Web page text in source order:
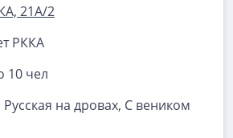
21А/2
РККА
10 чел
Русская на дровах, С веником